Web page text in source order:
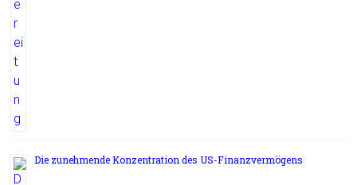
Die zunehmende Konzentration des US-Finanzvermögens